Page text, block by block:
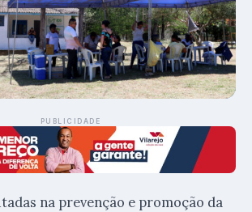
PUBLICIDADE
na prevenção e promoção da